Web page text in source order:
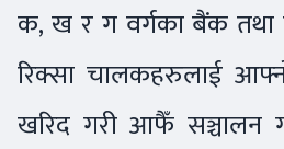
क, ख र ग वर्गका बैंक तथा
रिक्सा चालकहरुलाई
खरिद गरी आफैँ सञ्चालन